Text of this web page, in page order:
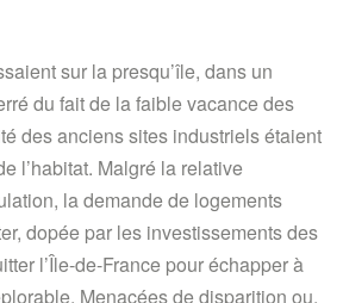
sur la presqu’île, dans un
du fait de la faible vacance des
des anciens sites industriels étaient
l’habitat. Malgré la relative
la demande de logements
dopée par les investissements des
l’Île-de-France pour échapper à
Menacées de disparition ou,